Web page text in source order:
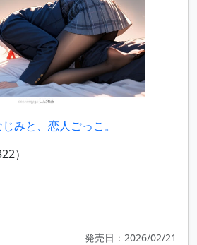
みと、恋人ごっこ。
）
発売日：2026/02/21